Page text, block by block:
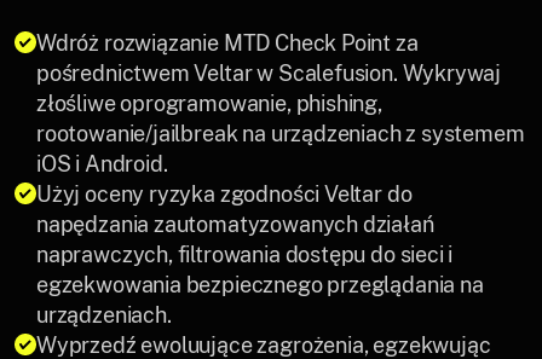
Wdróż rozwiązanie MTD Check Point za
pośrednictwem Veltar w Scalefusion. Wykrywaj
złośliwe oprogramowanie, phishing,
rootowanie/jailbreak na urządzeniach z systemem
iOS i Android.
Użyj oceny ryzyka zgodności Veltar do
napędzania zautomatyzowanych działań
naprawczych, filtrowania dostępu do sieci i
egzekwowania bezpiecznego przeglądania na
urządzeniach.
Wyprzedź ewoluujące zagrożenia, egzekwując